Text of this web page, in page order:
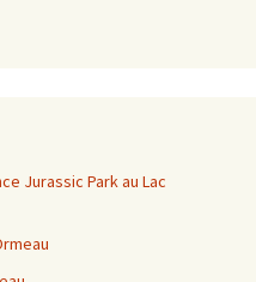
Jurassic Park au Lac